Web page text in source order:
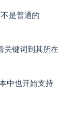
是普通的
关键词到其所在
中也开始支持